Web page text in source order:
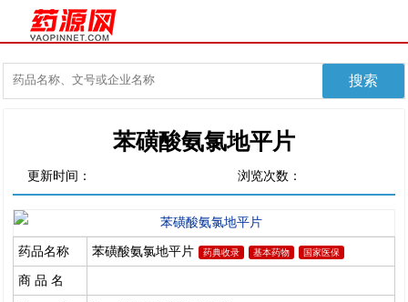
苯磺酸氨氯地平片
更新时间： 浏览次数：
药品名称 苯磺酸氨氯地平片 药典收录 基本药物 国家医保
商 品 名